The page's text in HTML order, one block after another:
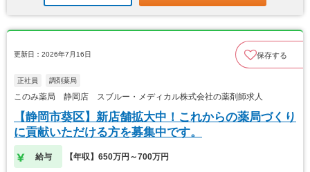
更新日：2026年7月16日 保存する
正社員 調剤薬局
このみ薬局 静岡店 スブルー・メディカル株式会社の薬剤師求人
【静岡市葵区】新店舗拡大中！これからの薬局づくり
に貢献いただける方を募集中です。
給与 【年収】650万円～700万円